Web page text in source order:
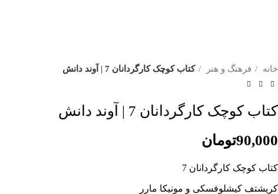
خانه فرهنگ و هنر کتاب کوچک کارگردانان 7 | آوند دانش
کتاب کوچک کارگردانان 7 | آوند دانش
90,000تومان
کتاب کوچک کارگردانان 7
کریشتف کیشلوفسکی و مونیکا مارر